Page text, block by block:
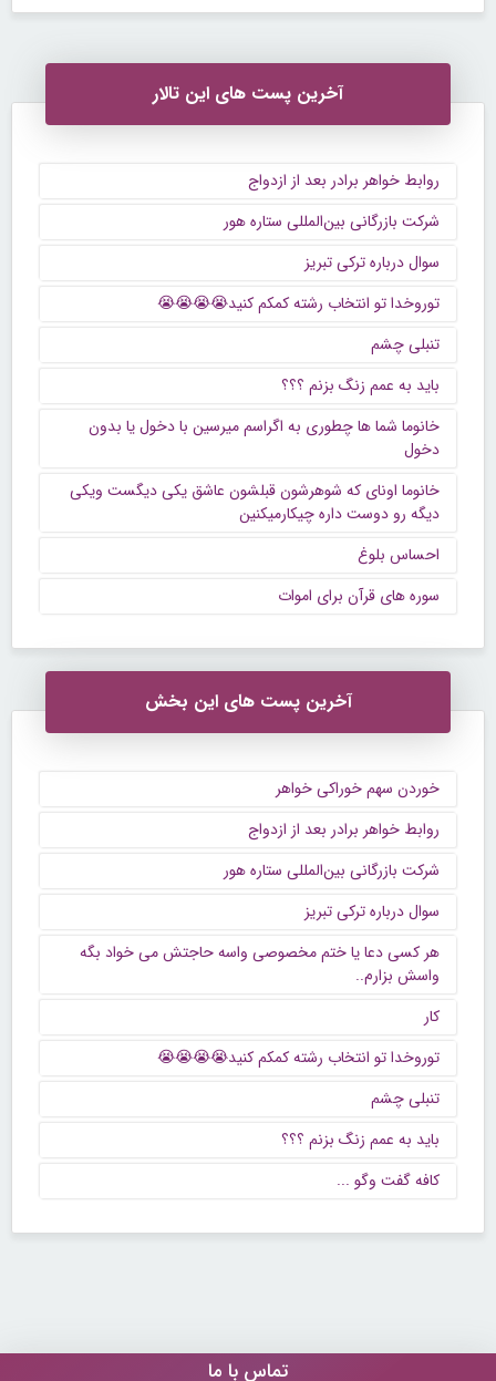
آخرین پست های این تالار
روابط خواهر برادر بعد از ازدواج
شرکت بازرگانی بین‌المللی ستاره هور
سوال درباره ترکی تبریز
توروخدا تو انتخاب رشته کمکم کنید😭😭😭😭
تنبلی چشم
باید به عمم زنگ بزنم ؟؟؟
خانوما شما ها چطوری به اگراسم میرسین با دخول یا بدون
دخول
خانوما اونای که شوهرشون قبلشون عاشق یکی دیگست ویکی
دیگه رو دوست داره چیکارمیکنین
احساس بلوغ
سوره های قرآن برای اموات
آخرین پست های این بخش
خوردن سهم خوراکی خواهر
روابط خواهر برادر بعد از ازدواج
شرکت بازرگانی بین‌المللی ستاره هور
سوال درباره ترکی تبریز
هر کسی دعا یا ختم مخصوصی واسه حاجتش می خواد بگه
واسش بزارم..
کار
توروخدا تو انتخاب رشته کمکم کنید😭😭😭😭
تنبلی چشم
باید به عمم زنگ بزنم ؟؟؟
كافه گفت وگو ...
تماس با ما